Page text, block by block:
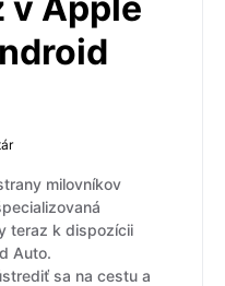
milovníkov
teraz k dispozícii
Auto.
sa na cestu a